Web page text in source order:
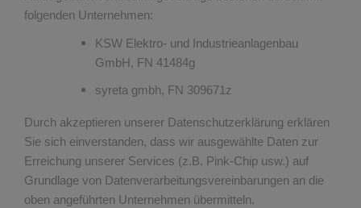
folgenden Unternehmen:
KSW Elektro- und Industrieanlagenbau
GmbH, FN 41484g
syreta gmbh, FN 309671z
Durch akzeptieren unserer Datenschutzerklärung erklären
Sie sich einverstanden, dass wir ausgewählte Daten zur
Erreichung unserer Services (z.B. Pink-Chip usw.) auf
Grundlage von Datenverarbeitungsvereinbarungen an die
oben angeführten Unternehmen übermitteln.